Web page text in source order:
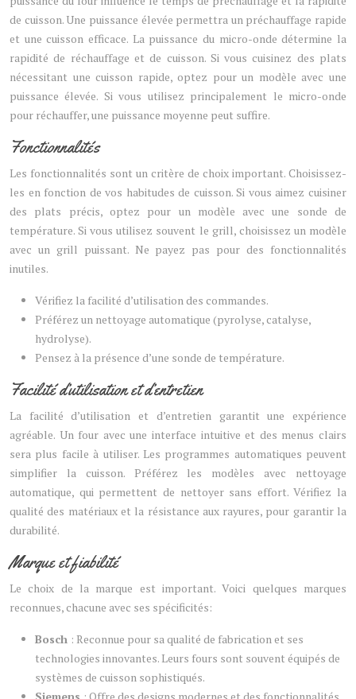
de cuisson. Une puissance élevée permettra un préchauffage rapide
et une cuisson efficace. La puissance du micro-onde détermine la
rapidité de réchauffage et de cuisson. Si vous cuisinez des plats
nécessitant une cuisson rapide, optez pour un modèle avec une
puissance élevée. Si vous utilisez principalement le micro-onde
pour réchauffer, une puissance moyenne peut suffire.
Fonctionnalités
Les fonctionnalités sont un critère de choix important. Choisissez-
les en fonction de vos habitudes de cuisson. Si vous aimez cuisiner
des plats précis, optez pour un modèle avec une sonde de
température. Si vous utilisez souvent le grill, choisissez un modèle
avec un grill puissant. Ne payez pas pour des fonctionnalités
inutiles.
Vérifiez la facilité d’utilisation des commandes.
Préférez un nettoyage automatique (pyrolyse, catalyse,
hydrolyse).
Pensez à la présence d’une sonde de température.
Facilité d’utilisation et d’entretien
La facilité d’utilisation et d’entretien garantit une expérience
agréable. Un four avec une interface intuitive et des menus clairs
sera plus facile à utiliser. Les programmes automatiques peuvent
simplifier la cuisson. Préférez les modèles avec nettoyage
automatique, qui permettent de nettoyer sans effort. Vérifiez la
qualité des matériaux et la résistance aux rayures, pour garantir la
durabilité.
Marque et fiabilité
Le choix de la marque est important. Voici quelques marques
reconnues, chacune avec ses spécificités:
Bosch : Reconnue pour sa qualité de fabrication et ses
technologies innovantes. Leurs fours sont souvent équipés de
systèmes de cuisson sophistiqués.